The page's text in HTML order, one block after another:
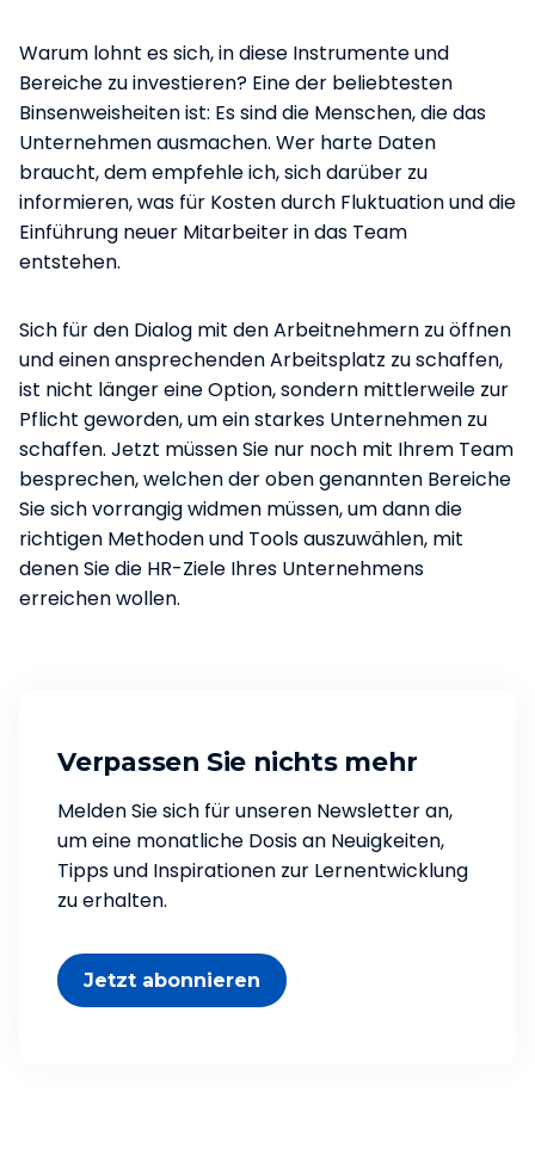
Warum lohnt es sich, in diese Instrumente und
Bereiche zu investieren? Eine der beliebtesten
Binsenweisheiten ist: Es sind die Menschen, die das
Unternehmen ausmachen. Wer harte Daten
braucht, dem empfehle ich, sich darüber zu
informieren, was für Kosten durch Fluktuation und die
Einführung neuer Mitarbeiter in das Team
entstehen.
Sich für den Dialog mit den Arbeitnehmern zu öffnen
und einen ansprechenden Arbeitsplatz zu schaffen,
ist nicht länger eine Option, sondern mittlerweile zur
Pflicht geworden, um ein starkes Unternehmen zu
schaffen. Jetzt müssen Sie nur noch mit Ihrem Team
besprechen, welchen der oben genannten Bereiche
Sie sich vorrangig widmen müssen, um dann die
richtigen Methoden und Tools auszuwählen, mit
denen Sie die HR-Ziele Ihres Unternehmens
erreichen wollen.
Verpassen Sie nichts mehr
Melden Sie sich für unseren Newsletter an,
um eine monatliche Dosis an Neuigkeiten,
Tipps und Inspirationen zur Lernentwicklung
zu erhalten.
Jetzt abonnieren